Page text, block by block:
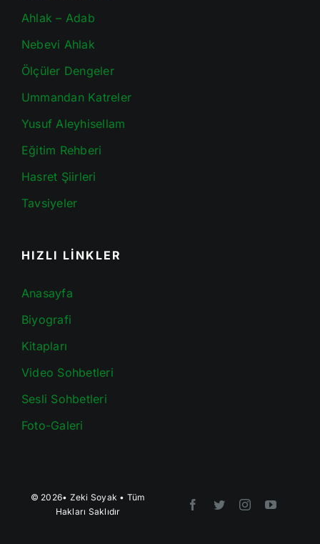
Ahlak – Adab
Nebevi Ahlak
Ölçüler Dengeler
Ummandan Katreler
Yusuf Aleyhisellam
Eğitim Rehberi
Hasret Şiirleri
Tavsiyeler
HIZLI LİNKLER
Anasayfa
Biyografi
Kitapları
Video Sohbetleri
Sesli Sohbetleri
Foto-Galeri
© 2026• Zeki Soyak • Tüm
Hakları Saklıdır